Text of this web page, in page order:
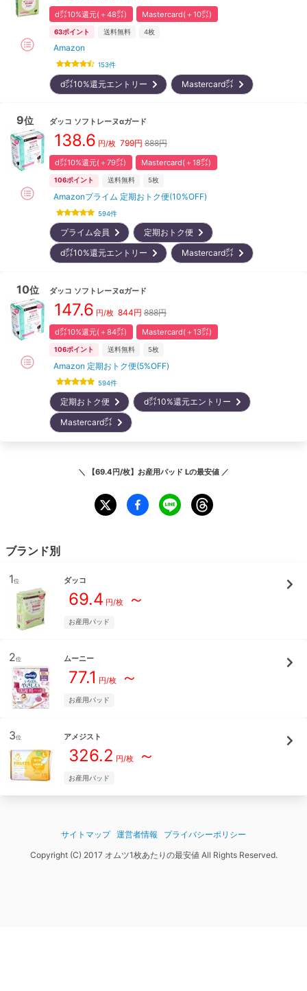
d㌽10%還元(＋48㌽) Mastercard(＋10㌽)
63ポイント 送料無料 4枚
Amazon
153件
d㌽10%還元エントリー Mastercard㌽
9位 ダッコ ソフトレーヌαガード
138.6 円/枚 799円 888円
d㌽10%還元(＋79㌽) Mastercard(＋18㌽)
106ポイント 送料無料 5枚
Amazonプライム 定期おトク便(10%OFF)
594件
プライム会員
定期おトク便
d㌽10%還元エントリー
Mastercard㌽
10位 ダッコ ソフトレーヌαガード
147.6 円/枚 844円 888円
d㌽10%還元(＋84㌽) Mastercard(＋13㌽)
106ポイント 送料無料 5枚
Amazon 定期おトク便(5%OFF)
594件
定期おトク便
d㌽10%還元エントリー
Mastercard㌽
＼ 【69.4円/枚】お産用パッド Lの最安値 ／
ブランド別
1位 ダッコ
69.4 円/枚～
お産用パッド
2位 ムーニー
77.1 円/枚～
お産用パッド
3位 アメジスト
326.2 円/枚～
お産用パッド
サイトマップ 運営者情報
プライバシーポリシー
Copyright (C) 2017 オムツ1枚あたりの最安値 All Rights Reserved.